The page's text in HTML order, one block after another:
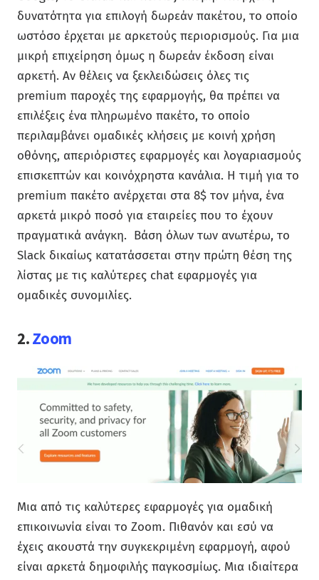
δυνατότητα για επιλογή δωρεάν πακέτου, το οποίο
ωστόσο έρχεται με αρκετούς περιορισμούς. Για μια
μικρή επιχείρηση όμως η δωρεάν έκδοση είναι
αρκετή. Αν θέλεις να ξεκλειδώσεις όλες τις
premium παροχές της εφαρμογής, θα πρέπει να
επιλέξεις ένα πληρωμένο πακέτο, το οποίο
περιλαμβάνει ομαδικές κλήσεις με κοινή χρήση
οθόνης, απεριόριστες εφαρμογές και λογαριασμούς
επισκεπτών και κοινόχρηστα κανάλια. Η τιμή για το
premium πακέτο ανέρχεται στα 8$ τον μήνα, ένα
αρκετά μικρό ποσό για εταιρείες που το έχουν
πραγματικά ανάγκη. Βάση όλων των ανωτέρω, το
Slack δικαίως κατατάσσεται στην πρώτη θέση της
λίστας με τις καλύτερες chat εφαρμογές για
ομαδικές συνομιλίες.
2.Zoom
Μια από τις καλύτερες εφαρμογές για ομαδική
επικοινωνία είναι το Zoom. Πιθανόν και εσύ να
έχεις ακουστά την συγκεκριμένη εφαρμογή, αφού
είναι αρκετά δημοφιλής παγκοσμίως. Μια ιδιαίτερα